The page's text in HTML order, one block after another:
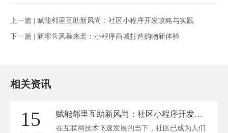
上一篇 | 赋能邻里互助新风尚：社区小程序开发攻略与实践
下一篇 | 新零售风暴来袭：小程序商城打造购物新体验
相关资讯
15 赋能邻里互助新风尚：社区小程序开发攻略与实践
在互联网技术飞速发展的当下，社区已成为人们